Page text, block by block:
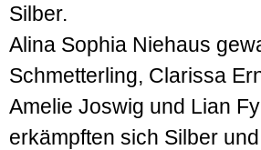
Silber.
Alina Sophia Niehaus
Schmetterling, Clarissa
Amelie Joswig und Lian
erkämpften sich Silber